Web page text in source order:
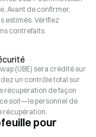
Avant de confirmer,
estimés. Vérifiez
contrefaits.
(UBE) sera crédité sur
un contrôle total sur
récupération de façon
soit—le personnel de
récupération.
pour